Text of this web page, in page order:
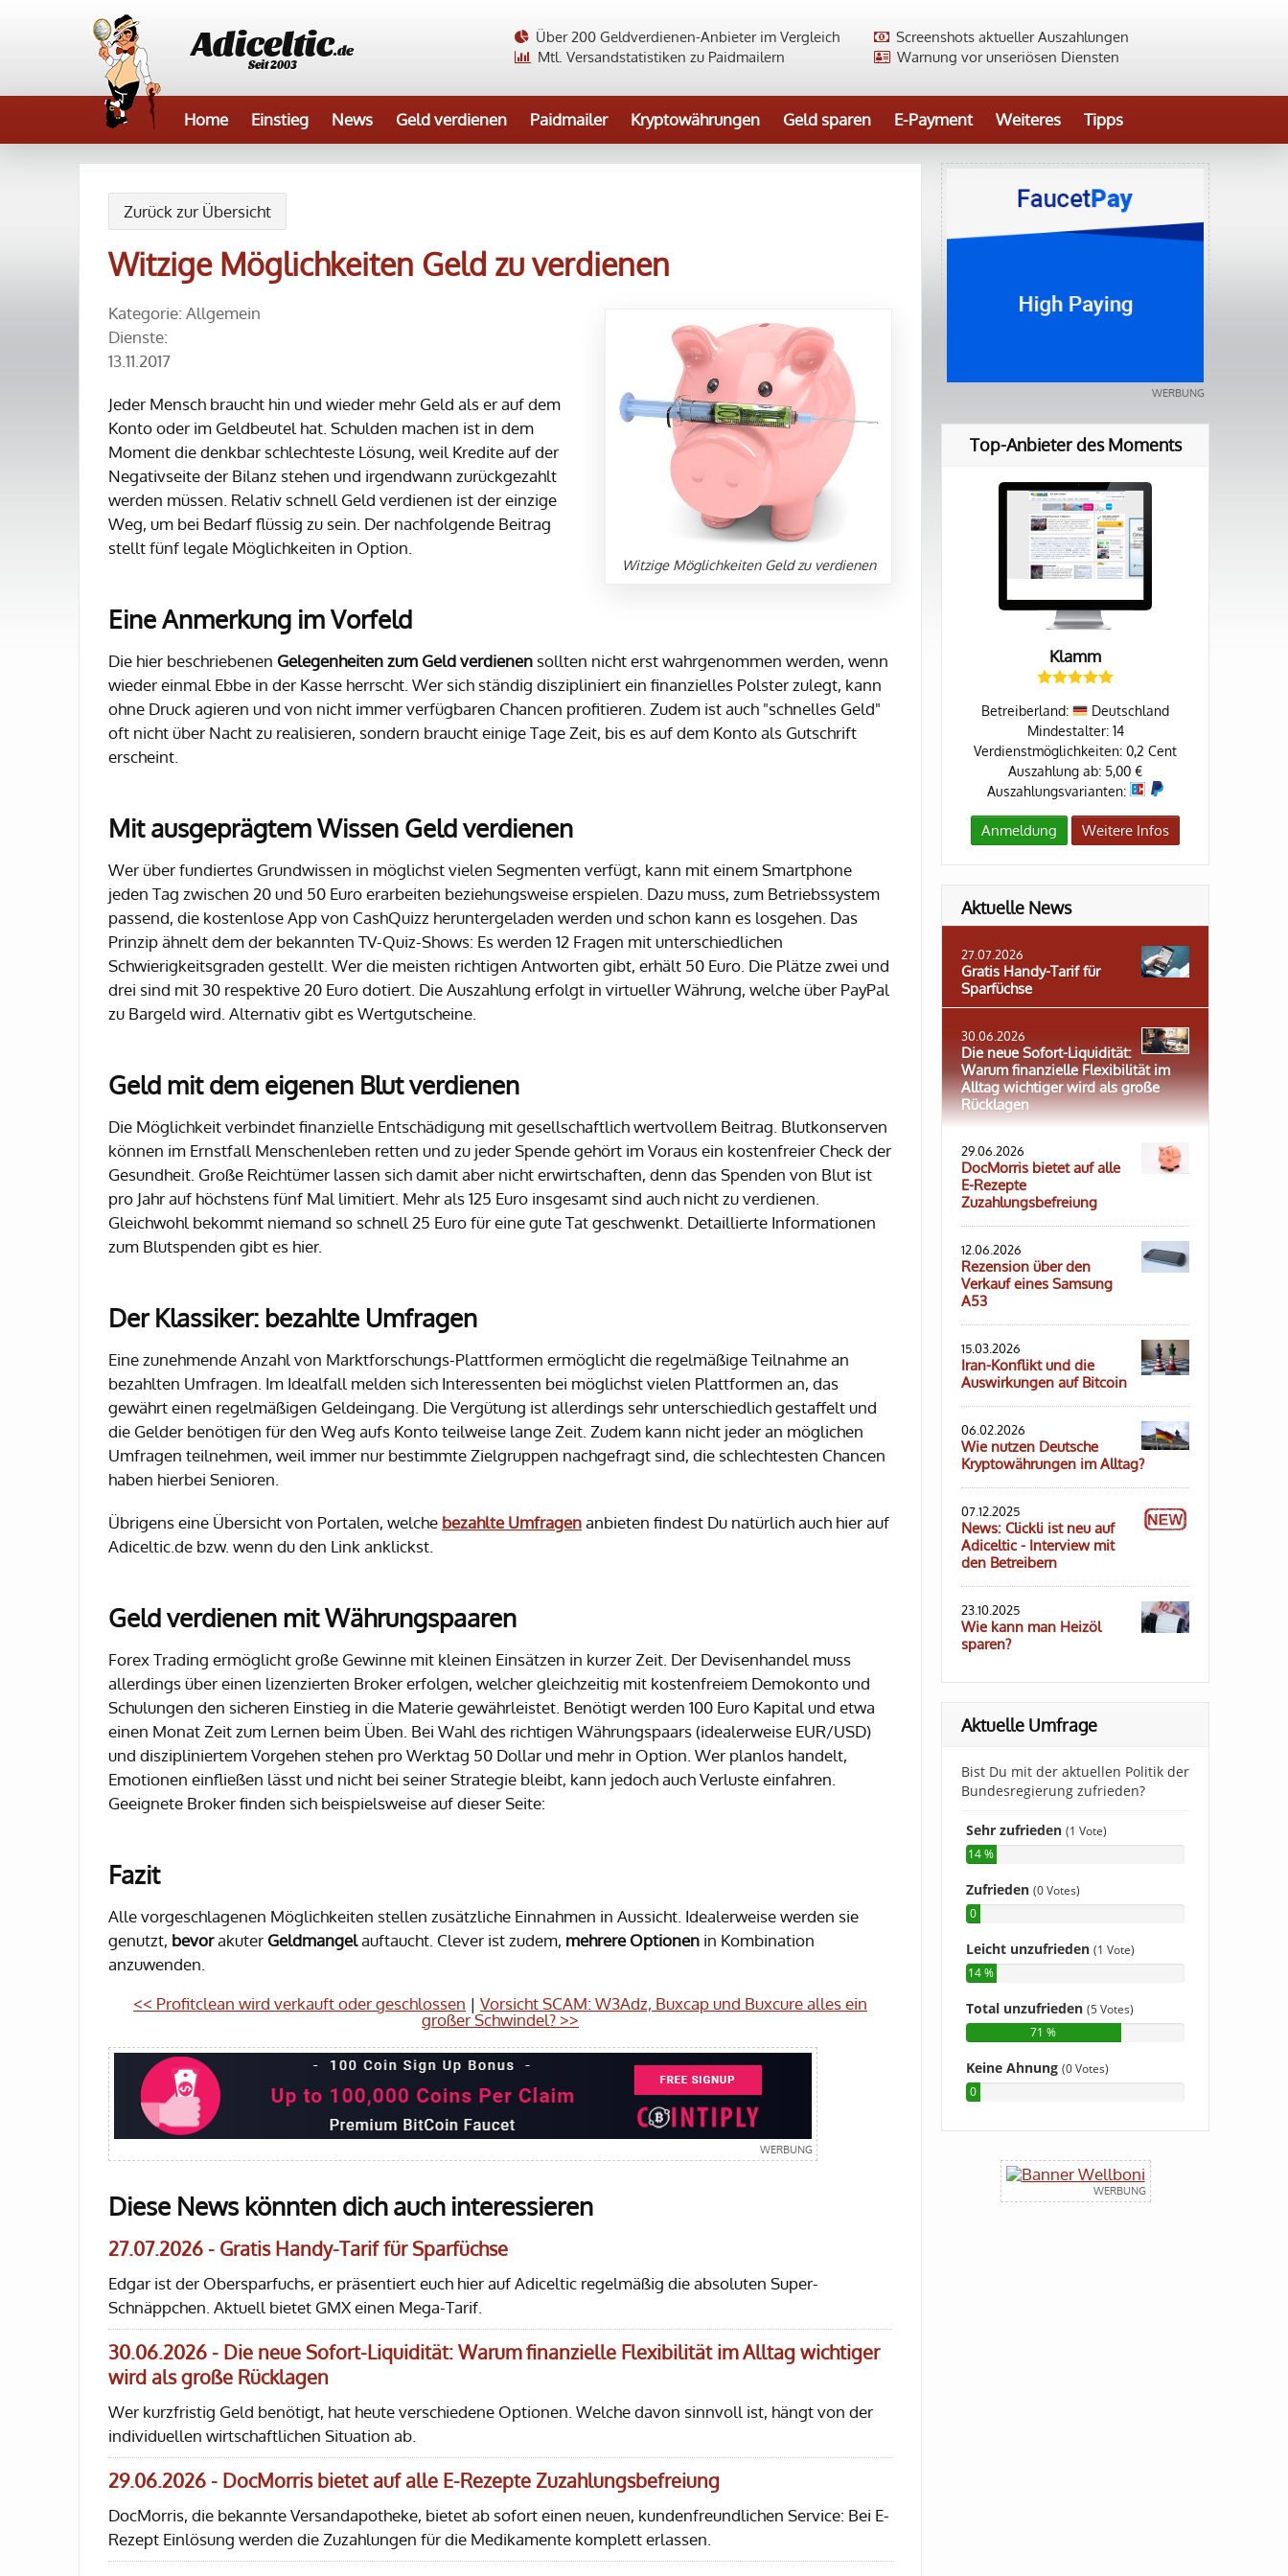
Adiceltic.de
Seit 2003
Screenshots aktueller Auszahlungen
Über 200 Geldverdienen-Anbieter im Vergleich
Warnung vor unseriösen Diensten
Mtl. Versandstatistiken zu Paidmailern
Home Einstieg News Geld verdienen Paidmailer Kryptowährungen Geld sparen E-Payment Weiteres Tipps
Zurück zur Übersicht
Witzige Möglichkeiten Geld zu verdienen
Witzige Möglichkeiten Geld zu verdienen
Kategorie: Allgemein
Dienste:
13.11.2017
Jeder Mensch braucht hin und wieder mehr Geld als er auf dem
Konto oder im Geldbeutel hat. Schulden machen ist in dem
Moment die denkbar schlechteste Lösung, weil Kredite auf der
Negativseite der Bilanz stehen und irgendwann zurückgezahlt
werden müssen. Relativ schnell Geld verdienen ist der einzige
Weg, um bei Bedarf flüssig zu sein. Der nachfolgende Beitrag
stellt fünf legale Möglichkeiten in Option.
Eine Anmerkung im Vorfeld
Die hier beschriebenen Gelegenheiten zum Geld verdienen sollten nicht erst wahrgenommen werden, wenn
wieder einmal Ebbe in der Kasse herrscht. Wer sich ständig diszipliniert ein finanzielles Polster zulegt, kann
ohne Druck agieren und von nicht immer verfügbaren Chancen profitieren. Zudem ist auch "schnelles Geld"
oft nicht über Nacht zu realisieren, sondern braucht einige Tage Zeit, bis es auf dem Konto als Gutschrift
erscheint.
Mit ausgeprägtem Wissen Geld verdienen
Wer über fundiertes Grundwissen in möglichst vielen Segmenten verfügt, kann mit einem Smartphone
jeden Tag zwischen 20 und 50 Euro erarbeiten beziehungsweise erspielen. Dazu muss, zum Betriebssystem
passend, die kostenlose App von CashQuizz heruntergeladen werden und schon kann es losgehen. Das
Prinzip ähnelt dem der bekannten TV-Quiz-Shows: Es werden 12 Fragen mit unterschiedlichen
Schwierigkeitsgraden gestellt. Wer die meisten richtigen Antworten gibt, erhält 50 Euro. Die Plätze zwei und
drei sind mit 30 respektive 20 Euro dotiert. Die Auszahlung erfolgt in virtueller Währung, welche über PayPal
zu Bargeld wird. Alternativ gibt es Wertgutscheine.
Geld mit dem eigenen Blut verdienen
Die Möglichkeit verbindet finanzielle Entschädigung mit gesellschaftlich wertvollem Beitrag. Blutkonserven
können im Ernstfall Menschenleben retten und zu jeder Spende gehört im Voraus ein kostenfreier Check der
Gesundheit. Große Reichtümer lassen sich damit aber nicht erwirtschaften, denn das Spenden von Blut ist
pro Jahr auf höchstens fünf Mal limitiert. Mehr als 125 Euro insgesamt sind auch nicht zu verdienen.
Gleichwohl bekommt niemand so schnell 25 Euro für eine gute Tat geschwenkt. Detaillierte Informationen
zum Blutspenden gibt es hier.
Der Klassiker: bezahlte Umfragen
Eine zunehmende Anzahl von Marktforschungs-Plattformen ermöglicht die regelmäßige Teilnahme an
bezahlten Umfragen. Im Idealfall melden sich Interessenten bei möglichst vielen Plattformen an, das
gewährt einen regelmäßigen Geldeingang. Die Vergütung ist allerdings sehr unterschiedlich gestaffelt und
die Gelder benötigen für den Weg aufs Konto teilweise lange Zeit. Zudem kann nicht jeder an möglichen
Umfragen teilnehmen, weil immer nur bestimmte Zielgruppen nachgefragt sind, die schlechtesten Chancen
haben hierbei Senioren.
Übrigens eine Übersicht von Portalen, welche bezahlte Umfragenanbieten findest Du natürlich auch hier auf
Adiceltic.de bzw. wenn du den Link anklickst.
Geld verdienen mit Währungspaaren
Forex Trading ermöglicht große Gewinne mit kleinen Einsätzen in kurzer Zeit. Der Devisenhandel muss
allerdings über einen lizenzierten Broker erfolgen, welcher gleichzeitig mit kostenfreiem Demokonto und
Schulungen den sicheren Einstieg in die Materie gewährleistet. Benötigt werden 100 Euro Kapital und etwa
einen Monat Zeit zum Lernen beim Üben. Bei Wahl des richtigen Währungspaars (idealerweise EUR/USD)
und diszipliniertem Vorgehen stehen pro Werktag 50 Dollar und mehr in Option. Wer planlos handelt,
Emotionen einfließen lässt und nicht bei seiner Strategie bleibt, kann jedoch auch Verluste einfahren.
Geeignete Broker finden sich beispielsweise auf dieser Seite:
Fazit
Alle vorgeschlagenen Möglichkeiten stellen zusätzliche Einnahmen in Aussicht. Idealerweise werden sie
genutzt, bevorakuter Geldmangelauftaucht. Clever ist zudem, mehrere Optionen in Kombination
anzuwenden.
<< Profitclean wird verkauft oder geschlossen | Vorsicht SCAM: W3Adz, Buxcap und Buxcure alles ein
großer Schwindel? >>
Diese News könnten dich auch interessieren
27.07.2026 - Gratis Handy-Tarif für Sparfüchse
Edgar ist der Obersparfuchs, er präsentiert euch hier auf Adiceltic regelmäßig die absoluten Super-
Schnäppchen. Aktuell bietet GMX einen Mega-Tarif.
30.06.2026 - Die neue Sofort-Liquidität: Warum finanzielle Flexibilität im Alltag wichtiger
wird als große Rücklagen
Wer kurzfristig Geld benötigt, hat heute verschiedene Optionen. Welche davon sinnvoll ist, hängt von der
individuellen wirtschaftlichen Situation ab.
29.06.2026 - DocMorris bietet auf alle E-Rezepte Zuzahlungsbefreiung
DocMorris, die bekannte Versandapotheke, bietet ab sofort einen neuen, kundenfreundlichen Service: Bei E-
Rezept Einlösung werden die Zuzahlungen für die Medikamente komplett erlassen.
Top-Anbieter des Moments
Klamm
Betreiberland:
Deutschland
Mindestalter: 14
Verdienstmöglichkeiten: 0,2 Cent
Auszahlung ab: 5,00 €
Auszahlungsvarianten:
Anmeldung Weitere Infos
Aktuelle News
27.07.2026
Gratis Handy-Tarif für
Sparfüchse
30.06.2026
Die neue Sofort-Liquidität:
Warum finanzielle Flexibilität im
Alltag wichtiger wird als große
Rücklagen
29.06.2026
DocMorris bietet auf alle
E-Rezepte
Zuzahlungsbefreiung
12.06.2026
Rezension über den
Verkauf eines Samsung
A53
15.03.2026
Iran-Konflikt und die
Auswirkungen auf Bitcoin
06.02.2026
Wie nutzen Deutsche
Kryptowährungen im Alltag?
07.12.2025
News: Clickli ist neu auf
Adiceltic - Interview mit
den Betreibern
23.10.2025
Wie kann man Heizöl
sparen?
Aktuelle Umfrage